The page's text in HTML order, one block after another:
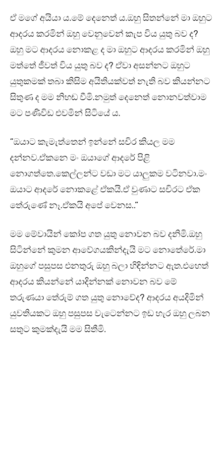
ඒ මගේ අයියා ය.මේ දෙනෙත් ය.ඔහු සිතන්නේ මා ඔහුට
ආදරය කරමින් ඔහු වෙනුවෙන් කැප විය යුතු බව ද?
ඔහු මට ආදරය නොකළ ද මා ඔහුට ආදරය කරමින් ඔහු
මත්තේ ජීවත් විය යුතු බව ද? ඒවා අසන්නට ඔහුට
යුතුකමක් තබා කිසිම අයිතියක්වත් නැති බව කියන්නට
සිතුණ ද මම නිහඬ වීමි.නමුත් දෙනෙත් නොනවත්වාම
මට පණිවිඩ එවමින් සිටියේ ය.
“ඔයාට කැමැත්තෙන් ඉන්නේ සචිර කියල මම
දන්නව.ඒකනෙ මං ඔයාගේ ආදරේ පිළි
නොගත්තෙ.කෙල්ලන්ට වඩා මට යාලුකම වටිනවා.මං
ඔයාට ආදරේ නොකළේ ඒකයි.ඒ වුණාට සචිරට ඒක
තේරුණේ නෑ.ඒකයි අපේ වෙනස..”
මම මේවායින් කෝප ගත යුතු නොවන බව දනිමි.ඔහු
සිටින්නේ කුමන ආවේගයකින්දැයි මට නොතේරේ.මා
ඔහුගේ පසුපස එනතුරු ඔහු බලා හිඳින්නට ඇත.එහෙත්
ආදරය කියන්නේ යාදින්නක් නොවන බව මේ
තරුණයා තේරුම් ගත යුතු නොවේද? ආදරය අයදිමින්
යුවතියකට ඔහු පසුපස වැටෙන්නට ඉඩ හැර ඔහු ලබන
සතුට කුමක්දැයි මම සිතීමි.